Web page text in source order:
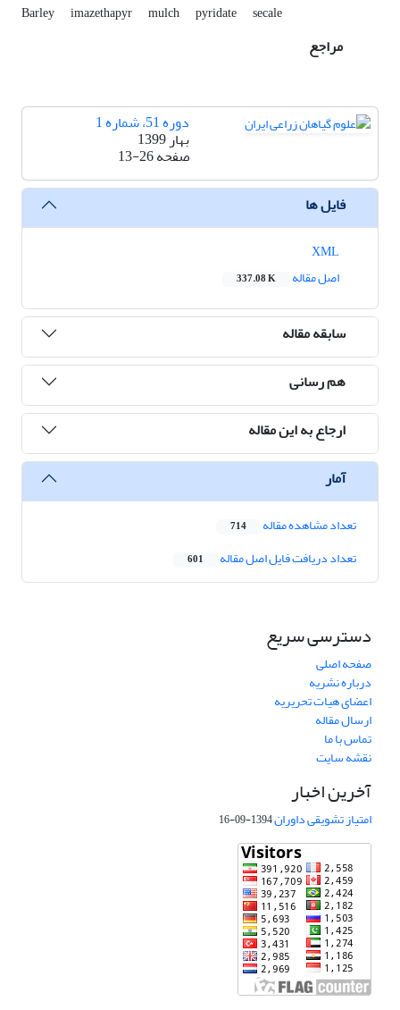
Barley imazethapyr mulch pyridate secale
مراجع
دوره 51، شماره 1
بهار 1399
صفحه13-26
فایل ها
اصل مقاله
337.08 K
سابقه مقاله
هم رسانی
ارجاع به این مقاله
آمار
تعداد مشاهده مقاله 714
تعداد دریافت فایل اصل مقاله 601
دسترسی سریع
صفحه اصلی
درباره نشریه
اعضای هیات تحریریه
ارسال مقاله
تماس با ما
نقشه سایت
آخرین اخبار
امتیاز تشویقی داوران1394-09-16